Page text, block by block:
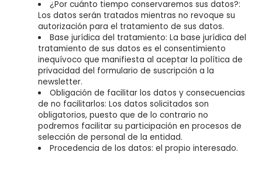
¿Por cuánto tiempo conservaremos sus datos?:
Los datos serán tratados mientras no revoque su
autorización para el tratamiento de sus datos.
Base jurídica del tratamiento: La base jurídica del
tratamiento de sus datos es el consentimiento
inequívoco que manifiesta al aceptar la política de
privacidad del formulario de suscripción a la
newsletter.
Obligación de facilitar los datos y consecuencias
de no facilitarlos: Los datos solicitados son
obligatorios, puesto que de lo contrario no
podremos facilitar su participación en procesos de
selección de personal de la entidad.
Procedencia de los datos: el propio interesado.